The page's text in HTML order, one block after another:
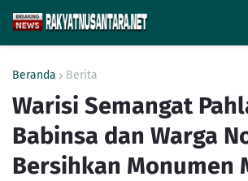
Beranda Berita
Warisi Semangat
Babinsa dan Warga
Bersihkan Monumen